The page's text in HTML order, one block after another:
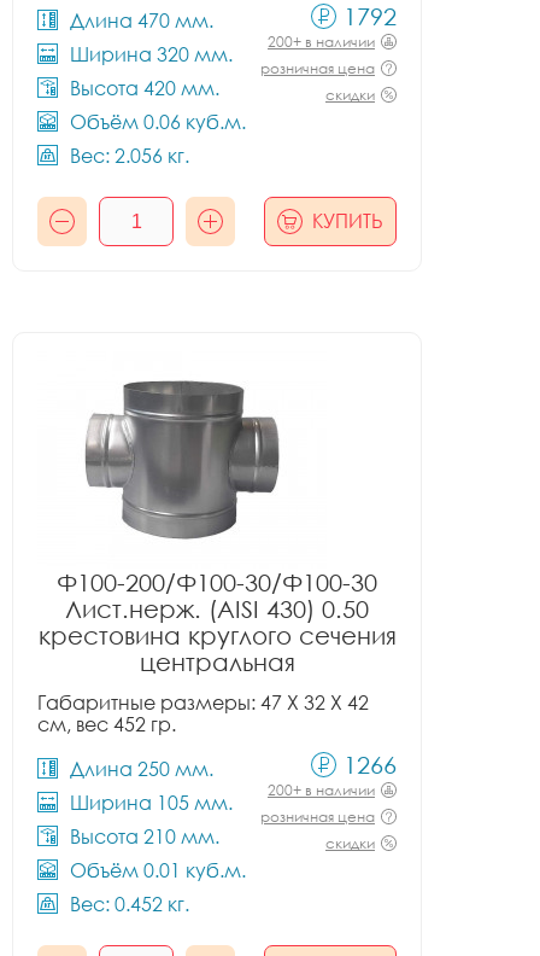
Длина 470 мм.
Ширина 320 мм.
Высота 420 мм.
Объём 0.06 куб.м.
Вес: 2.056 кг.
1792
200+ в наличии
розничная цена
скидки
КУПИТЬ
Ф100-200/Ф100-30/Ф100-30
Лист.нерж. (AISI 430) 0.50
крестовина круглого сечения
центральная
Габаритные размеры: 47 X 32 X 42
см, вес 452 гр.
Длина 250 мм.
Ширина 105 мм.
Высота 210 мм.
Объём 0.01 куб.м.
Вес: 0.452 кг.
1266
200+ в наличии
розничная цена
скидки